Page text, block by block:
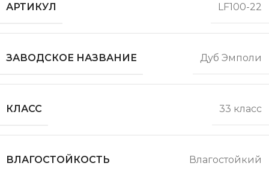
АРТИКУЛ LF100-22
ЗАВОДСКОЕ НАЗВАНИЕ Дуб Эмполи
КЛАСС 33 класс
ВЛАГОСТОЙКОСТЬ Влагостойкий